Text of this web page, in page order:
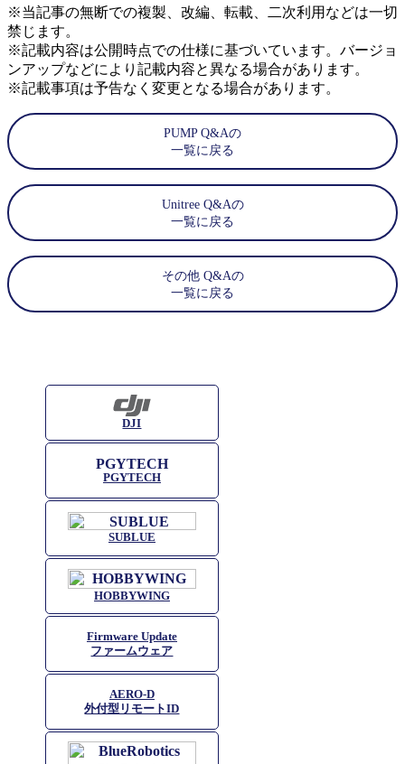
※当記事の無断での複製、改編、転載、二次利用などは一切
禁じます。
※記載内容は公開時点での仕様に基づいています。バージョ
ンアップなどにより記載内容と異なる場合があります。
※記載事項は予告なく変更となる場合があります。
PUMP Q&Aの
一覧に戻る
Unitree Q&Aの
一覧に戻る
その他 Q&Aの
一覧に戻る
DJI
PGYTECH
SUBLUE
HOBBYWING
Firmware Update
ファームウェア
AERO-D
外付型リモートID